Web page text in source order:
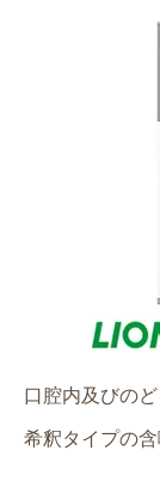
口腔内及びの
希釈タイプの含